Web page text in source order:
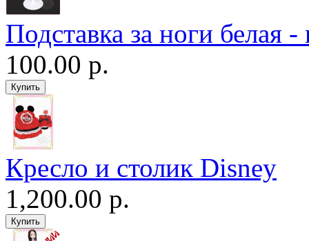
Подставка за ноги белая
100.00 р.
Кресло и столик Disney
1,200.00 р.